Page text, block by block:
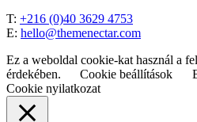
T: +216 (0)40 3629 4753
E: hello@themenectar.com
Ez a weboldal cookie-kat használ a
érdekében.
Cookie beállítások
Cookie nyilatkozat